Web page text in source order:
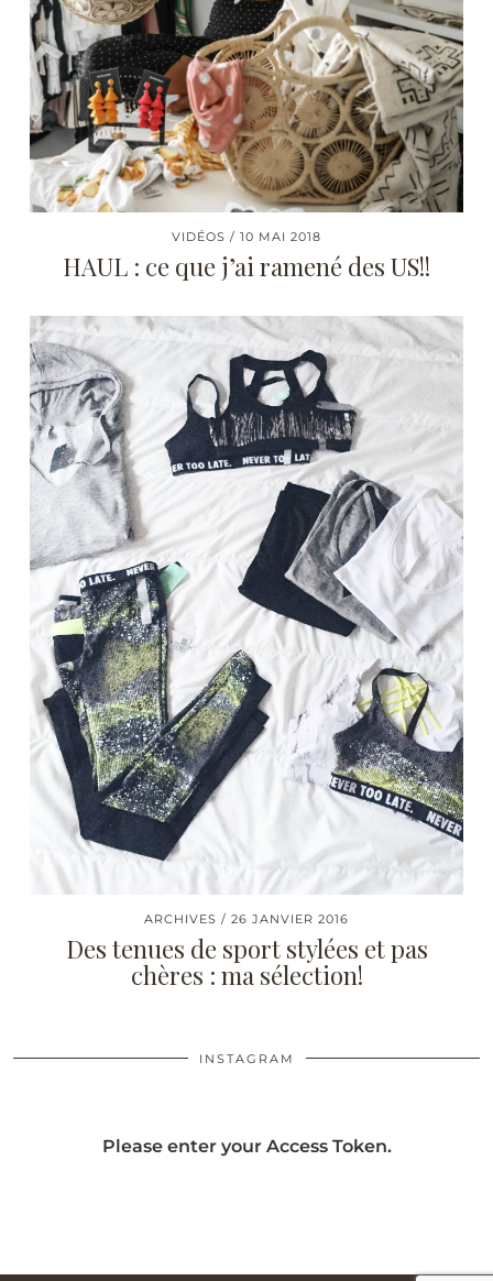
VIDÉOS 10 MAI 2018
HAUL : ce que j’ai ramené des US!!
ARCHIVES 26 JANVIER 2016
Des tenues de sport stylées et pas
chères : ma sélection!
INSTAGRAM
Please enter your Access Token.